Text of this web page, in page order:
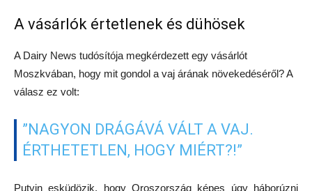
A vásárlók értetlenek és dühösek
A Dairy News tudósítója megkérdezett egy vásárlót
Moszkvában, hogy mit gondol a vaj árának növekedéséről? A
válasz ez volt:
”NAGYON DRÁGÁVÁ VÁLT A VAJ.
ÉRTHETETLEN, HOGY MIÉRT?!”
Putyin esküdözik, hogy Oroszország képes úgy háborúzni